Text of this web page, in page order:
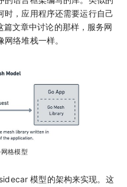
时，应用程序还需要运行自己
文章中讨论的那样，服务网
络堆栈一样。
格模型
模型的架构来实现。这